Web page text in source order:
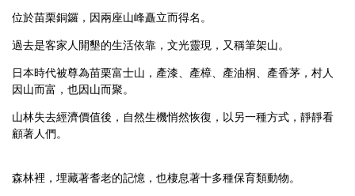
位於苗栗銅鑼，因兩座山峰矗立而得名。
過去是客家人開墾的生活依靠，文光靈現，又稱筆架山。
日本時代被尊為苗栗富士山，產漆、產樟、產油桐、產香茅，村人
因山而富，也因山而聚。
山林失去經濟價值後，自然生機悄然恢復，以另一種方式，靜靜看
顧著人們。
森林裡，埋藏著耆老的記憶，也棲息著十多種保育類動物。